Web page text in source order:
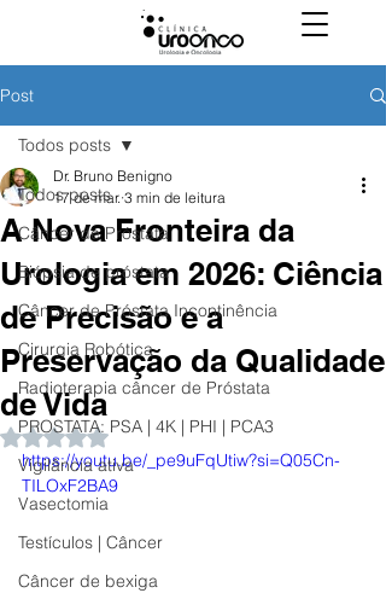
Post
Todos posts
Câncer de Próstata
Biópsia de próstata
Câncer de Próstata Incontinência
Cirurgia Robótica
Radioterapia câncer de Próstata
PROSTATA: PSA | 4K | PHI | PCA3
Vigilância ativa
Vasectomia
Testículos | Câncer
Câncer de bexiga
Todos posts
A Nova Fronteira da
Urologia em 2026: Ciência
de Precisão e a
Preservação da Qualidade
de Vida
Dr. Bruno Benigno
17 de mar. 3 min de leitura
Avaliado com NaN de 5 estrelas.
https://youtu.be/_pe9uFqUtiw?si=Q05Cn-
TILOxF2BA9